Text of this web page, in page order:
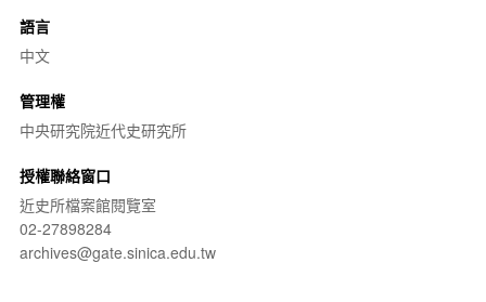
語言
中文
管理權
中央研究院近代史研究所
授權聯絡窗口
近史所檔案館閱覽室
02-27898284
archives@gate.sinica.edu.tw